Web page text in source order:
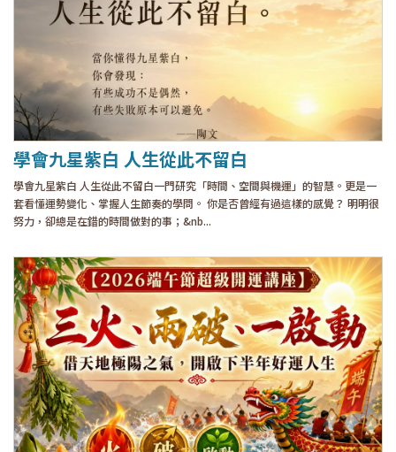
學會九星紫白 人生從此不留白
學會九星紫白 人生從此不留白一門研究「時間、空間與機運」的智慧。更是一
套看懂運勢變化、掌握人生節奏的學問。 你是否曾經有過這樣的感覺？ 明明很
努力，卻總是在錯的時間做對的事；&nb...